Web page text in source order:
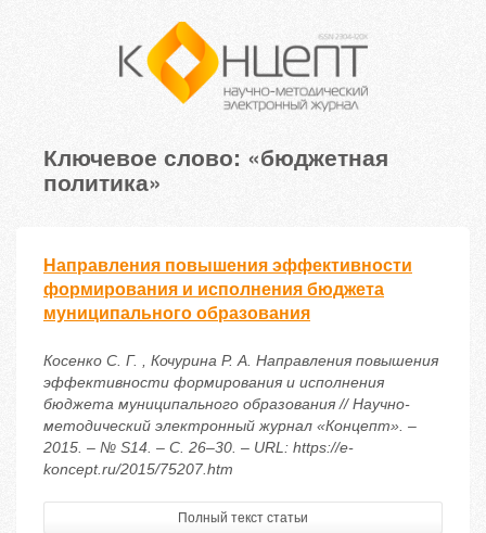
Ключевое слово: «бюджетная
политика»
Направления повышения эффективности
формирования и исполнения бюджета
муниципального образования
Косенко С. Г. , Кочурина Р. А. Направления повышения
эффективности формирования и исполнения
бюджета муниципального образования // Научно-
методический электронный журнал «Концепт». –
2015. – № S14. – С. 26–30. – URL: https://e-
koncept.ru/2015/75207.htm
Полный текст статьи